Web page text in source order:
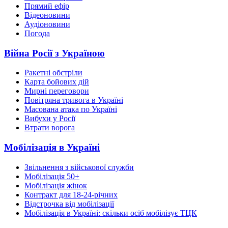
Прямий ефір
Відеоновини
Аудіоновини
Погода
Війна Росії з Україною
Ракетні обстріли
Карта бойових дій
Мирні переговори
Повітряна тривога в Україні
Масована атака по Україні
Вибухи у Росії
Втрати ворога
Мобілізація в Україні
Звільнення з військової служби
Мобілізація 50+
Мобілізація жінок
Контракт для 18-24-річних
Відстрочка від мобілізації
Мобілізація в Україні: скільки осіб мобілізує ТЦК